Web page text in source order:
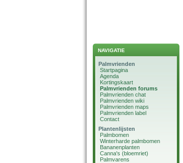
NAVIGATIE
Palmvrienden
Startpagina
Agenda
Kortingskaart
Palmvrienden forums
Palmvrienden chat
Palmvrienden wiki
Palmvrienden maps
Palmvrienden label
Contact
Plantenlijsten
Palmbomen
Winterharde palmbomen
Bananenplanten
Canna's (bloemriet)
Palmvarens